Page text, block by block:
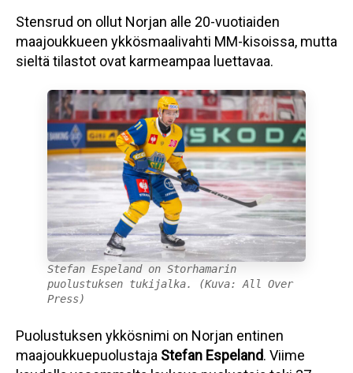
Stensrud on ollut Norjan alle 20-vuotiaiden
maajoukkueen ykkösmaalivahti MM-kisoissa, mutta
sieltä tilastot ovat karmeampaa luettavaa.
Stefan Espeland on Storhamarin
puolustuksen tukijalka. (Kuva: All Over
Press)
Puolustuksen ykkösnimi on Norjan entinen
maajoukkuepuolustaja Stefan Espeland. Viime